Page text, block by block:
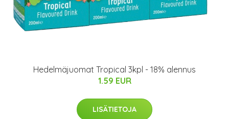
Hedelmäjuomat Tropical 3kpl - 18% alennus
1.59 EUR
LISÄTIETOJA